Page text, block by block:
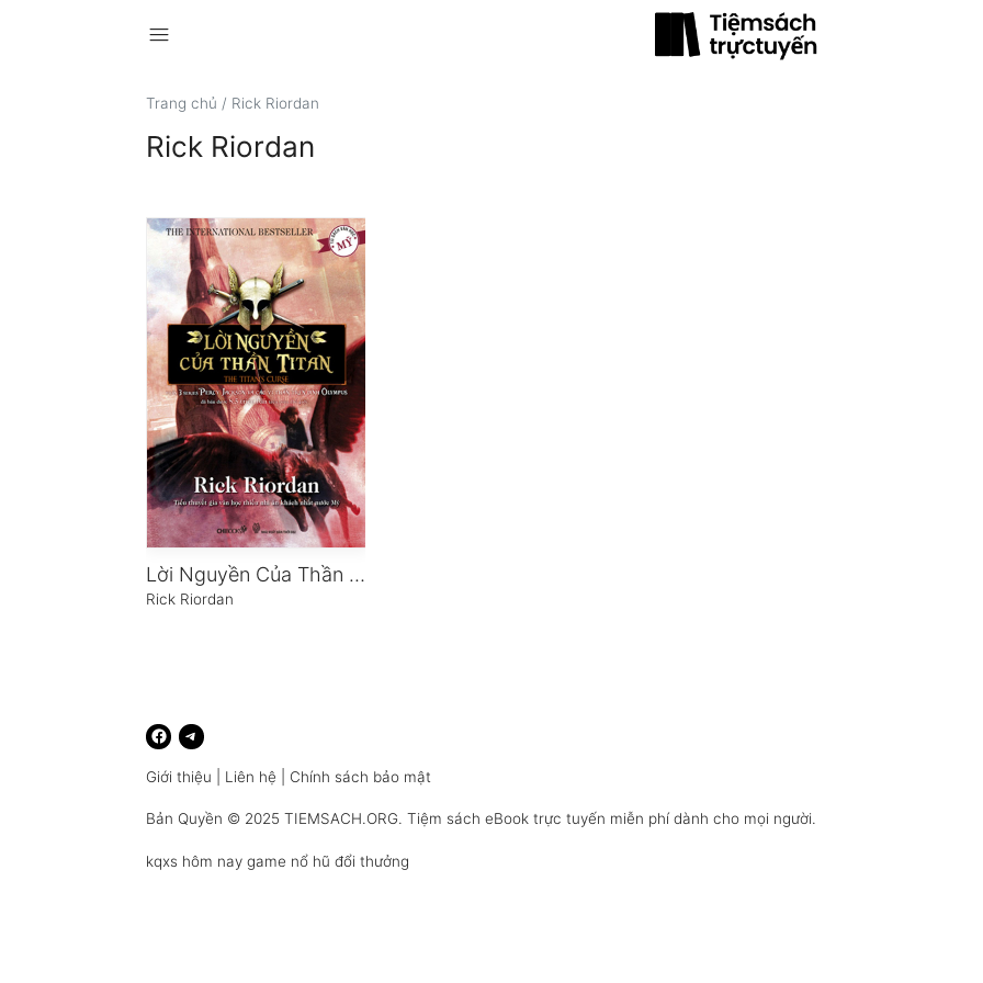
menu
Trang chủ / Rick Riordan
Rick Riordan
Lời Nguyền Của Thần Titan
Rick Riordan
Giới thiệu Liên hệ Chính sách bảo mật
Bản Quyền © 2025TIEMSACH.ORG. Tiệm sách eBook trực tuyến miễn phí dành cho mọi người.
kqxs hôm nay game nổ hũ đổi thưởng